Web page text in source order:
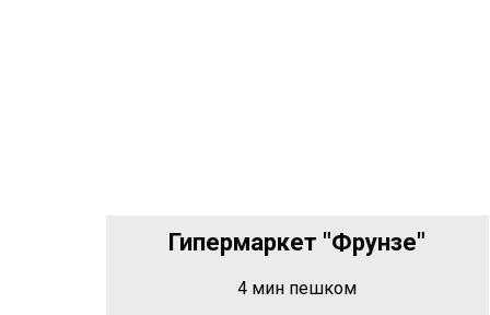
Гипермаркет "Фрунзе"
4 мин пешком